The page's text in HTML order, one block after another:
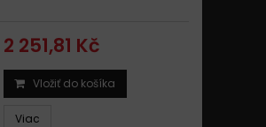
2 251,81 Kč
Vložiť do košíka
Viac